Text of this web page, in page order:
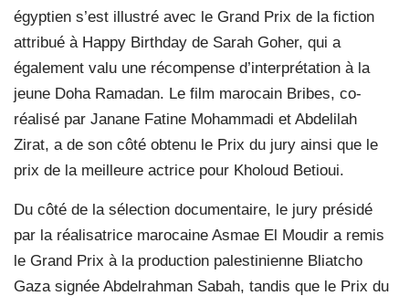
égyptien s’est illustré avec le Grand Prix de la fiction
attribué à Happy Birthday de Sarah Goher, qui a
également valu une récompense d’interprétation à la
jeune Doha Ramadan. Le film marocain Bribes, co-
réalisé par Janane Fatine Mohammadi et Abdelilah
Zirat, a de son côté obtenu le Prix du jury ainsi que le
prix de la meilleure actrice pour Kholoud Betioui.
Du côté de la sélection documentaire, le jury présidé
par la réalisatrice marocaine Asmae El Moudir a remis
le Grand Prix à la production palestinienne Bliatcho
Gaza signée Abdelrahman Sabah, tandis que le Prix du